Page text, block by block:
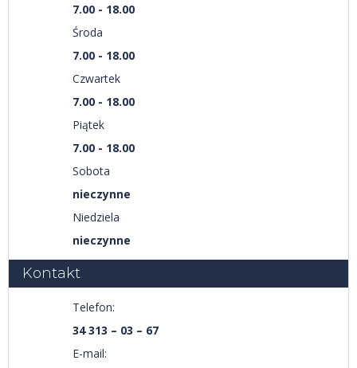
7.00 - 18.00
Środa
7.00 - 18.00
Czwartek
7.00 - 18.00
Piątek
7.00 - 18.00
Sobota
nieczynne
Niedziela
nieczynne
Kontakt
Telefon:
34 313 – 03 – 67
E-mail: